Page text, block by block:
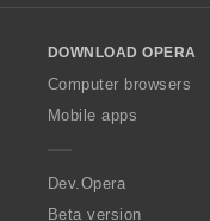
w
O
p
a
DOWNLOAD OPERA
Computer browsers
Mobile apps
Dev.Opera
Beta version